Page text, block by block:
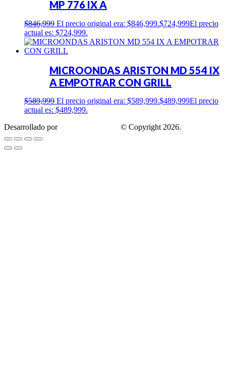
MP 776 IX A
$846,999 El precio original era: $846,999.$724,999El precio
actual es: $724,999.
MICROONDAS ARISTON MD 554 IX
A EMPOTRAR CON GRILL
$589,999 El precio original era: $589,999.$489,999El precio
actual es: $489,999.
Desarrollado por
© Copyright 2026.